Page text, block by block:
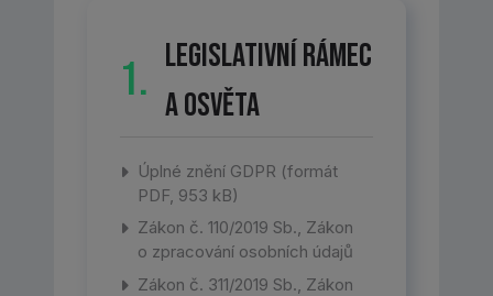
1. Legislativní rámec
a osvěta
Úplné znění GDPR (formát
PDF, 953 kB)
Zákon č. 110/2019 Sb., Zákon
o zpracování osobních údajů
Zákon č. 311/2019 Sb., Zákon